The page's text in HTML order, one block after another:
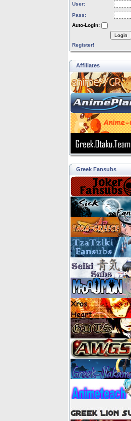
User:
Pass:
Auto-Login:
Login
Register!
Affiliates
Greek Fansubs